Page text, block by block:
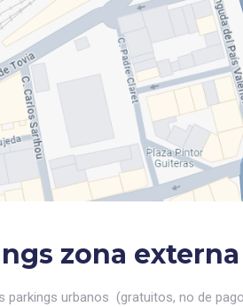
zona externa
parkings urbanos (gratuitos, no de